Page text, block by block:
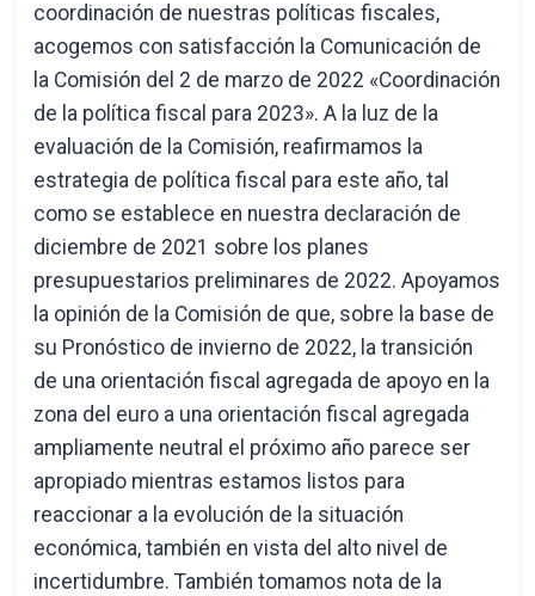
coordinación de nuestras políticas fiscales,
acogemos con satisfacción la Comunicación de
la Comisión del 2 de marzo de 2022 «Coordinación
de la política fiscal para 2023». A la luz de la
evaluación de la Comisión, reafirmamos la
estrategia de política fiscal para este año, tal
como se establece en nuestra declaración de
diciembre de 2021 sobre los planes
presupuestarios preliminares de 2022. Apoyamos
la opinión de la Comisión de que, sobre la base de
su Pronóstico de invierno de 2022, la transición
de una orientación fiscal agregada de apoyo en la
zona del euro a una orientación fiscal agregada
ampliamente neutral el próximo año parece ser
apropiado mientras estamos listos para
reaccionar a la evolución de la situación
económica, también en vista del alto nivel de
incertidumbre. También tomamos nota de la